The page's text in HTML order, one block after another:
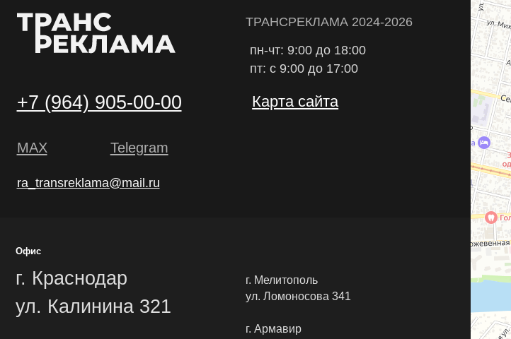
ra_transreklama@mail.ru
Telegram
МАХ
Офис
ул. Калинина 321
Создание и продвижение сайтов SDstudio